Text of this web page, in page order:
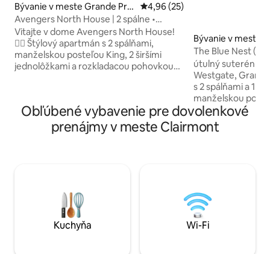
Bývanie v meste Grande Prai
rie
Priemerné ohodnotenie 4,96
4,96 (25)
Avengers North House | 2 spálne •
5 hostí • Veľká manželská posteľ
Vitajte v dome Avengers North House!
🦸‍♂️ Štýlový apartmán s 2 spálňami,
manželskou posteľou King, 2 širšími
jednolôžkami a rozkladacou pohovkou
parkovanie. Vlastný vchod. Užite si
zábavnú tému inšpirovanú Marvelom –
ideálne pre rodiny, priateľov alebo
priestore bol starostlivo vybraný pre
vaše pohodlie. Príďte ako hostia,
odchádzajte ako legendy.⚡
Bývanie v meste
rie
The Blue Nest (A)
útulný suterénny
Westgate,
s 2 spálňami a 1
manželskou
posteľou, ktoré
osoby. Užite si
práčovňu v
stravovacích
prácou alebo za
ponúka dokonalú
pohodlia pre váš
Obľúbené vybavenie pre dovolenkové
prenájmy v meste Clairmont
Kuchyňa Wi-Fi